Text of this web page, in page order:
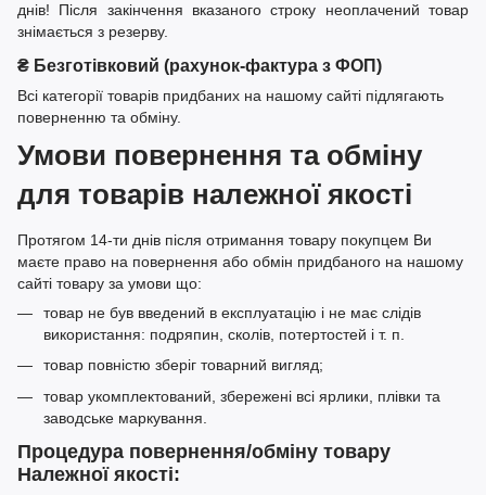
днів! Після закінчення вказаного строку неоплачений товар
знімається з резерву.
₴ Безготівковий (рахунок-фактура з ФОП)
Всі категорії товарів придбаних на нашому сайті підлягають
поверненню та обміну.
Умови повернення та обміну
для товарів належної якості
Протягом 14-ти днів після отримання товару покупцем Ви
маєте право на повернення або обмін придбаного на нашому
сайті товару за умови що:
товар не був введений в експлуатацію і не має слідів
використання: подряпин, сколів, потертостей і т. п.
товар повністю зберіг товарний вигляд;
товар укомплектований, збережені всі ярлики, плівки та
заводське маркування.
Процедура повернення/обміну товару
Належної якості: